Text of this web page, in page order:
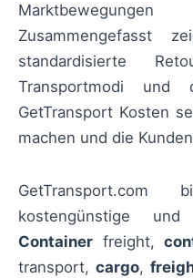
Zusammengefasst
standardisierte
Transportmodi und
GetTransport Kosten
machen und die
kostengünstige
Container freight,
transport,cargo,